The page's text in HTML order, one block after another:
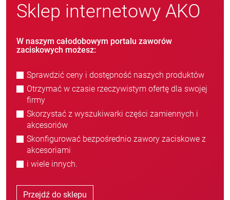
Sklep internetowy AKO
W naszym całodobowym portalu zaworów
zaciskowych możesz:
Sprawdzić ceny i dostępność naszych produktów
Otrzymać w czasie rzeczywistym ofertę dla swojej
firmy
Skorzystać z wyszukiwarki części zamiennych i
akcesoriów
Skonfigurować bezpośrednio zawory zaciskowe z
akcesoriami
i wiele innych.
Przejdź do sklepu